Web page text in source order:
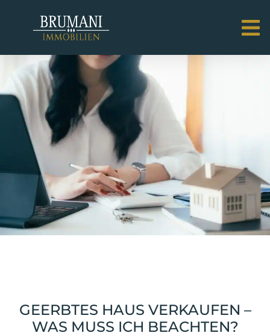
GEERBTES HAUS VERKAUFEN –
WAS MUSS ICH BEACHTEN?